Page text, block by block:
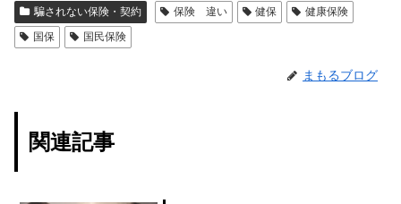
騙されない保険・契約
保険 違い 健保
健康保険
国保
国民保険
まもるブログ
関連記事